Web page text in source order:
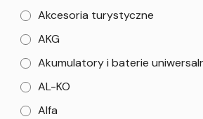
Akcesoria turystyczne
AKG
Akumulatory i baterie
AL-KO
Alfa